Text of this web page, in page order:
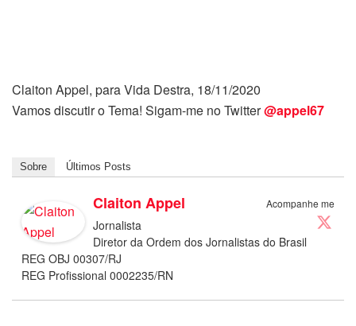
Claiton Appel, para Vida Destra, 18/11/2020
Vamos discutir o Tema! Sigam-me no Twitter@appel67
Sobre Últimos Posts
Acompanhe me
Claiton Appel
Jornalista
Diretor da Ordem dos Jornalistas do Brasil
REG OBJ 00307/RJ
REG Profissional 0002235/RN